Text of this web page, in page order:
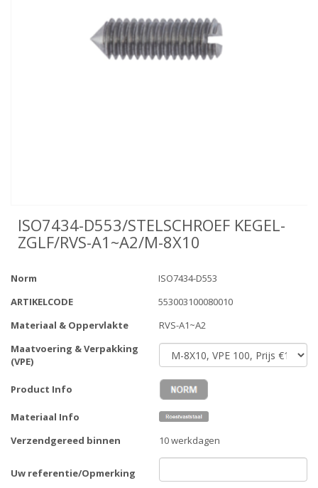
ISO7434-D553/STELSCHROEF KEGEL-
ZGLF/RVS-A1~A2/M-8X10
Norm
ISO7434-D553
ARTIKELCODE
553003100080010
Materiaal & Oppervlakte
RVS-A1~A2
Maatvoering & Verpakking
(VPE)
Product Info
Materiaal Info
Verzendgereed binnen
10 werkdagen
Uw referentie/Opmerking